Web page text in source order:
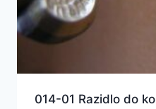
014-01 Razidlo do